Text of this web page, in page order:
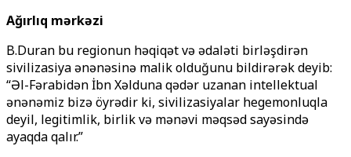
Ağırlıq mərkəzi
B.Duran bu regionun həqiqət və ədaləti birləşdirən
sivilizasiya ənənəsinə malik olduğunu bildirərək deyib:
“Əl-Fərabidən İbn Xəlduna qədər uzanan intellektual
ənənəmiz bizə öyrədir ki, sivilizasiyalar hegemonluqla
deyil, legitimlik, birlik və mənəvi məqsəd sayəsində
ayaqda qalır.”